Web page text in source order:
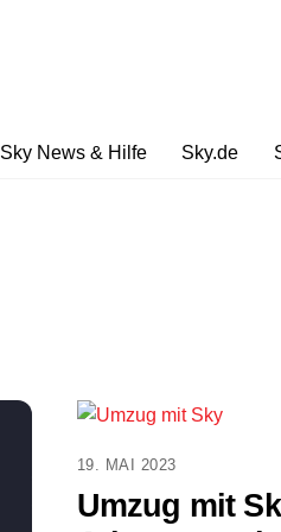
Sky News & Hilfe Sky.de
19. MAI 2023
Umzug mit